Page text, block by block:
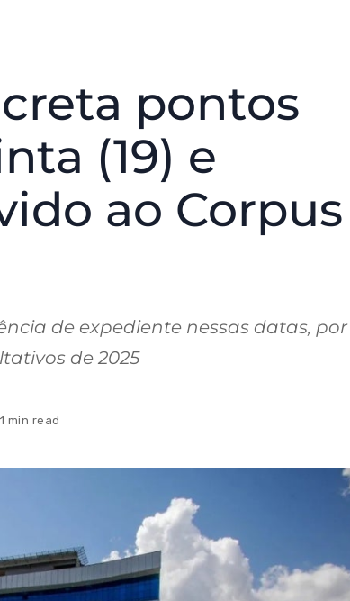
pontos
(19) e
ao Corpus
de expediente nessas datas, por
de 2025
min read